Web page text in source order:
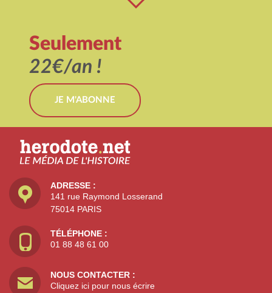
Seulement
22€/an !
JE M'ABONNE
ADRESSE :
141 rue Raymond Losserand
75014 PARIS
TÉLÉPHONE :
01 88 48 61 00
NOUS CONTACTER :
Cliquez ici pour nous écrire